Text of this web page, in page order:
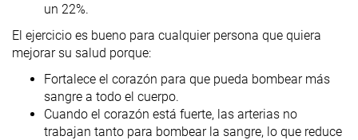
un 22%.
El ejercicio es bueno para cualquier persona que quiera
mejorar su salud porque:
Fortalece el corazón para que pueda bombear más
sangre a todo el cuerpo.
Cuando el corazón está fuerte, las arterias no
trabajan tanto para bombear la sangre, lo que reduce